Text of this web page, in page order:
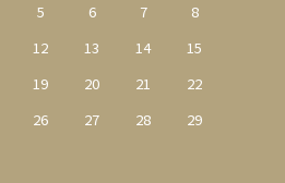
5 6 7
8
12 13 14
15
19 20 21
22
26 27 28
29